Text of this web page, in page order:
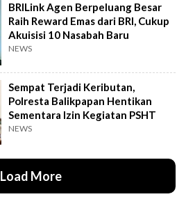
BRILink Agen Berpeluang Besar
Raih Reward Emas dari BRI, Cukup
Akuisisi 10 Nasabah Baru
NEWS
Sempat Terjadi Keributan,
Polresta Balikpapan Hentikan
Sementara Izin Kegiatan PSHT
NEWS
Load More